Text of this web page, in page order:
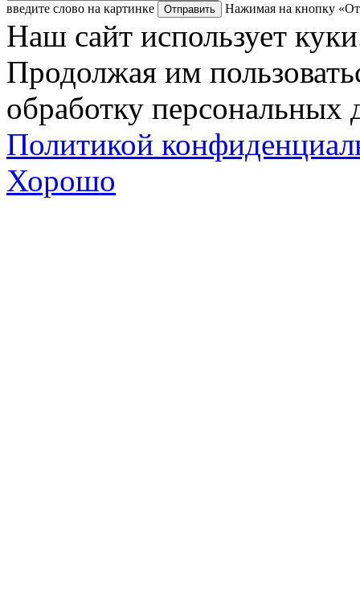
введите слово на картинке Нажимая на кнопку
Наш сайт использует
Продолжая им
обработку персональных
Политикой
Хорошо